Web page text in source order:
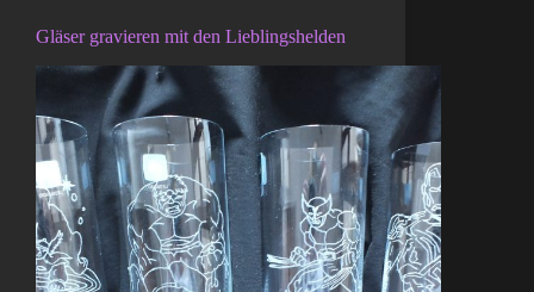
Gläser gravieren mit den Lieblingshelden